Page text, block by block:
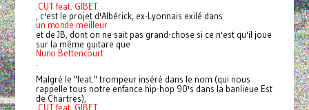
.CUT feat. GIBET
, c'est le projet d'Albérick, ex-Lyonnais exilé dans
un monde meilleur
et de JB, dont on ne sait pas grand-chose si ce n'est qu'il joue
sur la même guitare que
Nuno Bettencourt
Malgré le "feat." trompeur inséré dans le nom (qui nous
rappelle tous notre enfance hip-hop 90's dans la banlieue Est
de Chartres),
.CUT feat. GIBET